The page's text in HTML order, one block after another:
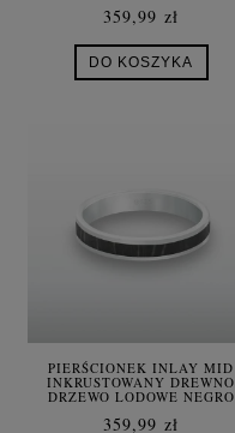
359,99 zł
DO KOSZYKA
PIERŚCIONEK INLAY MID
INKRUSTOWANY DREWNO
DRZEWO LODOWE NEGRO
359,99 zł